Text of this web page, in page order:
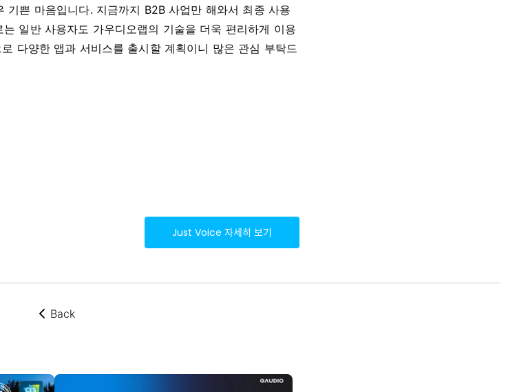
기쁜 마음입니다. 지금까지 B2B 사업만 해와서 최종 사용
일반 사용자도 가우디오랩의 기술을 더욱 편리하게 이용
다양한 앱과 서비스를 출시할 계획이니 많은 관심 부탁드
Just Voice 자세히 보기
뒤로가기
Back